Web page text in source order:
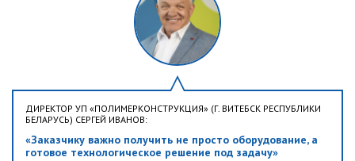
ДИРЕКТОР УП «ПОЛИМЕРКОНСТРУКЦИЯ» (Г. ВИТЕБСК РЕСПУБЛИКИ
БЕЛАРУСЬ) СЕРГЕЙ ИВАНОВ:
«Заказчику важно получить не просто оборудование, а
готовое технологическое решение под задачу»